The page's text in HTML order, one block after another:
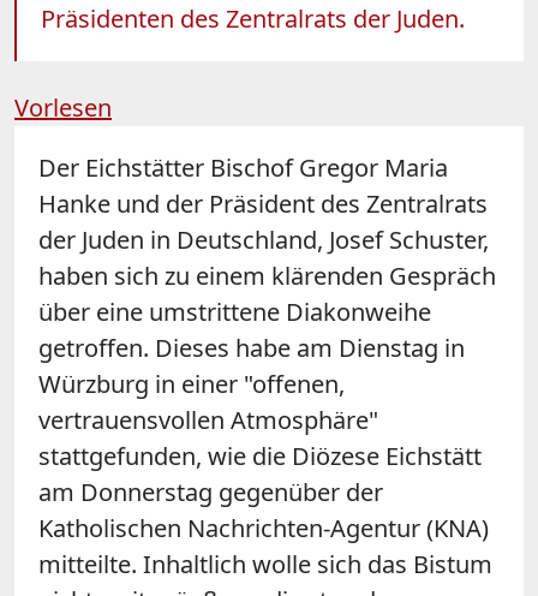
Präsidenten des Zentralrats der Juden.
Vorlesen
Der Eichstätter Bischof Gregor Maria
Hanke und der Präsident des Zentralrats
der Juden in Deutschland, Josef Schuster,
haben sich zu einem klärenden Gespräch
über eine umstrittene Diakonweihe
getroffen. Dieses habe am Dienstag in
Würzburg in einer "offenen,
vertrauensvollen Atmosphäre"
stattgefunden, wie die Diözese Eichstätt
am Donnerstag gegenüber der
Katholischen Nachrichten-Agentur (KNA)
mitteilte. Inhaltlich wolle sich das Bistum